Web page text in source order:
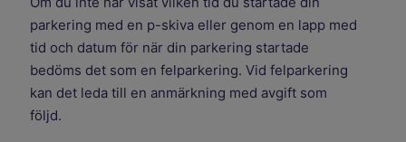
parkering med en p-skiva eller genom en lapp med
tid och datum för när din parkering startade
bedöms det som en felparkering. Vid felparkering
kan det leda till en anmärkning med avgift som
följd.